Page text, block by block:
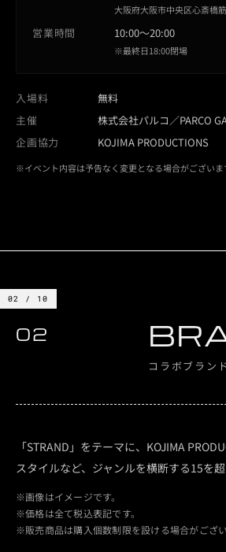
大阪府大阪市中央区心斎橋
営業時間 10:00〜20:00
※最終日18:00閉場
入場料
無料
主催
株式会社パルコ／PARCO
企画協力
KOJIMA PRODUCTIONS
※イベント内容は予告なく変更となる場合がございま
02 / 10
02
コラボブラン
「STRAND」をテーマに、KOJIMA
スタイルなど、ジャンルを横断する15を
※画像はイメージです。
※価格は全て税込表記です。
※販売商品は購入個数制限を設ける場合がござ